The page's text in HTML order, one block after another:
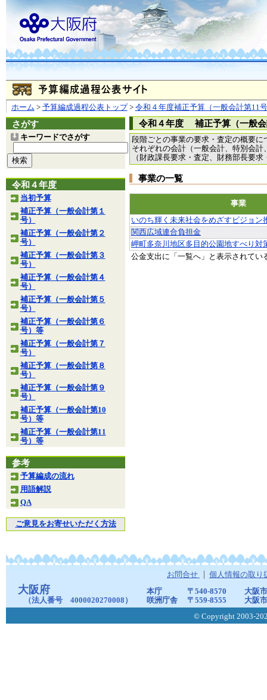
ホーム > 予算編成過程公表トップ> 令和４年度補正予算（一般会計第11
さがす
キーワードでさがす
令和４年度
当初予算
補正予算（一般会計第１
号）
補正予算（一般会計第２
号）
補正予算（一般会計第３
号）
補正予算（一般会計第４
号）
補正予算（一般会計第５
号）
補正予算（一般会計第６
号）等
補正予算（一般会計第７
号）
補正予算（一般会計第８
号）
補正予算（一般会計第９
号）
補正予算（一般会計第10
号）等
補正予算（一般会計第11
号）等
参考
予算編成の流れ
用語解説
QA
ご意見をお寄せいただく方法
令和４年度 補正予算（一般
段階ごとの事業の要求・査定の概要に
それぞれの会計（一般会計、特別会
（財政課長要求・査定、財務部長要
事業の一覧
事業
いのち輝く未来社会をめざすビジョン
関西広域連合負担金
岬町多奈川地区多目的公園地すべり対
公金支出に「一覧へ」と表示されて
お問合せ 個人情報の取り
大阪府
（法人番号 4000020270008）
本庁 〒540-8570
大阪
咲洲庁舎
〒559-8555
大阪
© Copyright 2003-